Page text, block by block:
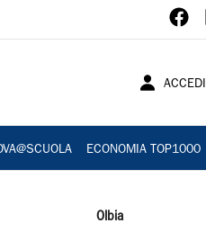
ACCEDI
ECONOMIA TOP1000
Olbia